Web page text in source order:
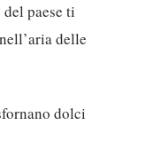
paese ti
delle
dolci